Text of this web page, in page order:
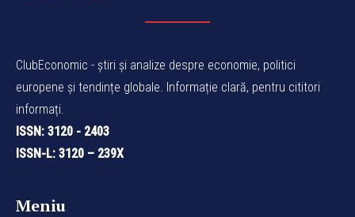
ClubEconomic - știri și analize despre economie, politici
europene și tendințe globale. Informație clară, pentru cititori
informați.
ISSN: 3120 - 2403
ISSN-L: 3120 – 239X
Meniu